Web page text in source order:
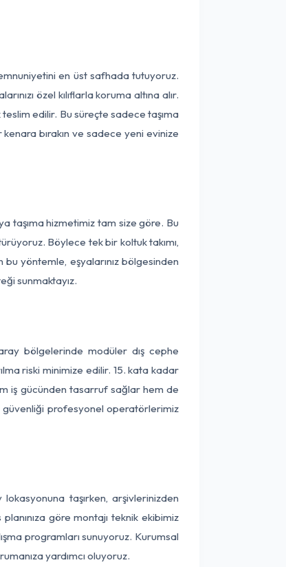
en üst safhada tutuyoruz.
özel kılıflarla koruma altına alır.
edilir. Bu süreçte sadece taşıma
kenara bırakın ve sadece yeni evinize
taşıma hizmetimiz tam size göre. Bu
Böylece tek bir koltuk takımı,
yöntemle, eşyalarınız bölgesinden
sunmaktayız.
bölgelerinde modüler dış cephe
riski minimize edilir. 15. kata kadar
iş gücünden tasarruf sağlar hem de
güvenliği profesyonel operatörlerimiz
taşırken, arşivlerinizden
göre montajı teknik ekibimiz
programları sunuyoruz. Kurumsal
yardımcı oluyoruz.